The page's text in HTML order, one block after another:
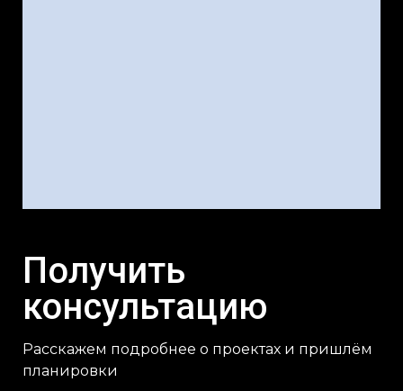
Получить
консультацию
Расскажем подробнее о проектах и пришлём
планировки